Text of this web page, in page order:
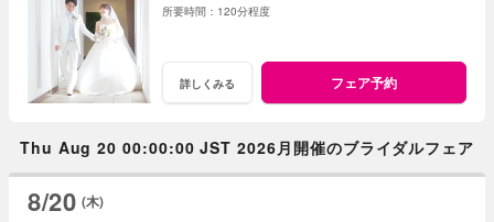
120分程度
詳しくみる フェア予約
Thu Aug 20 00:00:00 JST 2026月開催のブライダルフェア
8/20 (木)